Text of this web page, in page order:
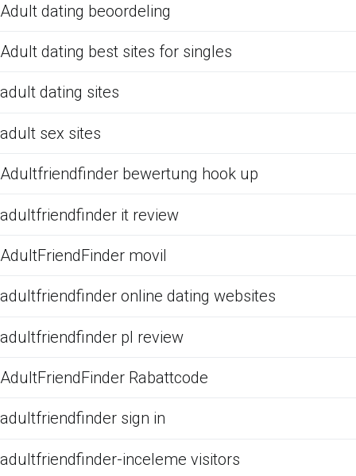
Adult dating beoordeling
Adult dating best sites for singles
adult dating sites
adult sex sites
Adultfriendfinder bewertung hook up
adultfriendfinder it review
AdultFriendFinder movil
adultfriendfinder online dating websites
adultfriendfinder pl review
AdultFriendFinder Rabattcode
adultfriendfinder sign in
adultfriendfinder-inceleme visitors